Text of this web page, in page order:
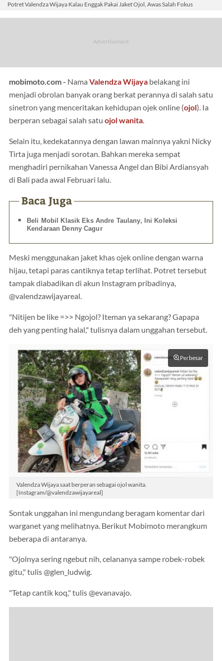
Potret Valendza Wijaya Kalau Enggak Pakai Jaket Ojol, Awas Salah Fokus
mobimoto.com - Nama Valendza Wijaya belakang ini
menjadi obrolan banyak orang berkat perannya di salah satu
sinetron yang menceritakan kehidupan ojek online (ojol). Ia
berperan sebagai salah satu ojol wanita.
Selain itu, kedekatannya dengan lawan mainnya yakni Nicky
Tirta juga menjadi sorotan. Bahkan mereka sempat
menghadiri pernikahan Vanessa Angel dan Bibi Ardiansyah
di Bali pada awal Februari lalu.
Baca Juga
Beli Mobil Klasik Eks Andre Taulany, Ini Koleksi
Kendaraan Denny Cagur
Meski menggunakan jaket khas ojek online dengan warna
hijau, tetapi paras cantiknya tetap terlihat. Potret tersebut
tampak diabadikan di akun Instagram pribadinya,
@valendzawijayareal.
"Nitijen be like =>> Ngojol? Iteman ya sekarang? Gapapa
deh yang penting halal," tulisnya dalam unggahan tersebut.
Perbesar
Valendza Wijaya saat berperan sebagai ojol wanita.
[Instagram/@valendzawijayareal]
Sontak unggahan ini mengundang beragam komentar dari
warganet yang melihatnya. Berikut Mobimoto merangkum
beberapa di antaranya.
"Ojolnya sering ngebut nih, celananya sampe robek-robek
gitu," tulis @glen_ludwig.
"Tetap cantik koq," tulis @evanavajo.